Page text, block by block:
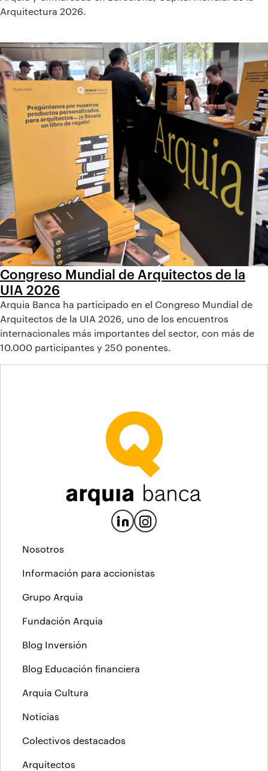
Arquitectura 2026.
Congreso Mundial de Arquitectos de la
UIA 2026
Arquia Banca ha participado en el Congreso Mundial de
Arquitectos de la UIA 2026, uno de los encuentros
internacionales más importantes del sector, con más de
10.000 participantes y 250 ponentes.
Nosotros
Información para accionistas
Grupo Arquia
Fundación Arquia
Blog Inversión
Blog Educación financiera
Arquia Cultura
Noticias
Colectivos destacados
Arquitectos